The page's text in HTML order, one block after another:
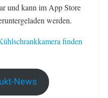
und kann im App Store
werden.
finden
News